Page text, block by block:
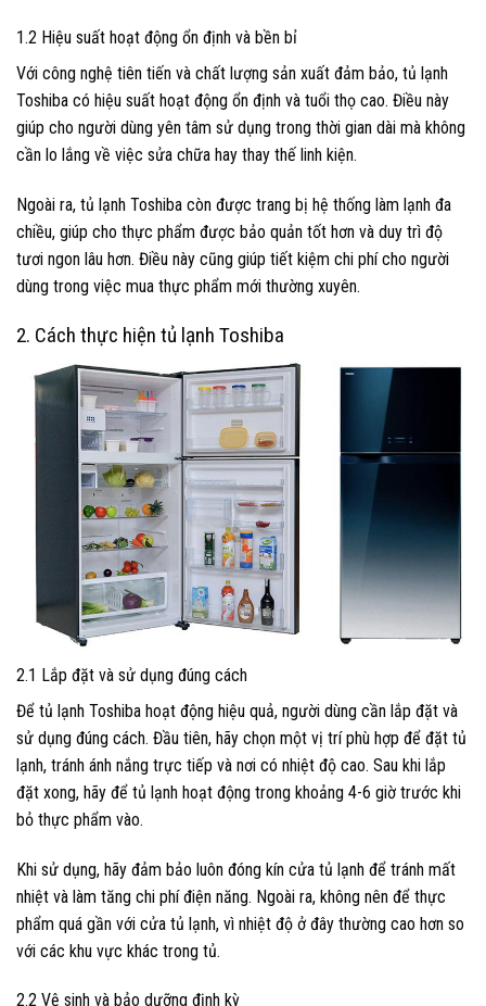
1.2 Hiệu suất hoạt động ổn định và bền bỉ
Với công nghệ tiên tiến và chất lượng sản xuất đảm bảo, tủ lạnh
Toshiba có hiệu suất hoạt động ổn định và tuổi thọ cao. Điều này
giúp cho người dùng yên tâm sử dụng trong thời gian dài mà không
cần lo lắng về việc sửa chữa hay thay thế linh kiện.
Ngoài ra, tủ lạnh Toshiba còn được trang bị hệ thống làm lạnh đa
chiều, giúp cho thực phẩm được bảo quản tốt hơn và duy trì độ
tươi ngon lâu hơn. Điều này cũng giúp tiết kiệm chi phí cho người
dùng trong việc mua thực phẩm mới thường xuyên.
2. Cách thực hiện tủ lạnh Toshiba
2.1 Lắp đặt và sử dụng đúng cách
Để tủ lạnh Toshiba hoạt động hiệu quả, người dùng cần lắp đặt và
sử dụng đúng cách. Đầu tiên, hãy chọn một vị trí phù hợp để đặt tủ
lạnh, tránh ánh nắng trực tiếp và nơi có nhiệt độ cao. Sau khi lắp
đặt xong, hãy để tủ lạnh hoạt động trong khoảng 4-6 giờ trước khi
bỏ thực phẩm vào.
Khi sử dụng, hãy đảm bảo luôn đóng kín cửa tủ lạnh để tránh mất
nhiệt và làm tăng chi phí điện năng. Ngoài ra, không nên để thực
phẩm quá gần với cửa tủ lạnh, vì nhiệt độ ở đây thường cao hơn so
với các khu vực khác trong tủ.
2.2 Vệ sinh và bảo dưỡng định kỳ